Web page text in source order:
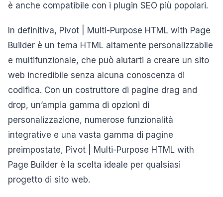
è anche compatibile con i plugin SEO più popolari.
In definitiva, Pivot | Multi-Purpose HTML with Page
Builder è un tema HTML altamente personalizzabile
e multifunzionale, che può aiutarti a creare un sito
web incredibile senza alcuna conoscenza di
codifica. Con un costruttore di pagine drag and
drop, un’ampia gamma di opzioni di
personalizzazione, numerose funzionalità
integrative e una vasta gamma di pagine
preimpostate, Pivot | Multi-Purpose HTML with
Page Builder è la scelta ideale per qualsiasi
progetto di sito web.